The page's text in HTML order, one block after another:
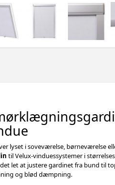
lyset i soveværelse, børneværelse
til Velux-vinduessystemer i
let at justere gardinet fra bund til
og blød dæmpning.